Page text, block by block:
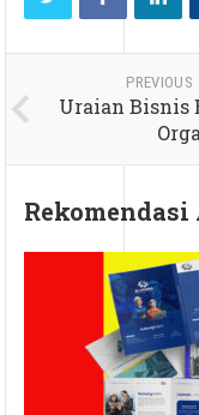
PREVIOUS
Uraian Bisnis